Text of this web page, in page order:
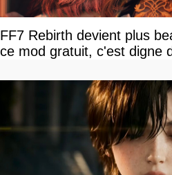
FF7 Rebirth devient plus
ce mod gratuit, c'est digne